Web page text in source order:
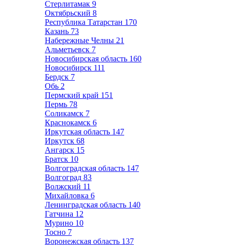
Стерлитамак 9
Октябрьский 8
Республика Татарстан 170
Казань 73
Набережные Челны 21
Альметьевск 7
Новосибирская область 160
Новосибирск 111
Бердск 7
Обь 2
Пермский край 151
Пермь 78
Соликамск 7
Краснокамск 6
Иркутская область 147
Иркутск 68
Ангарск 15
Братск 10
Волгоградская область 147
Волгоград 83
Волжский 11
Михайловка 6
Ленинградская область 140
Гатчина 12
Мурино 10
Тосно 7
Воронежская область 137